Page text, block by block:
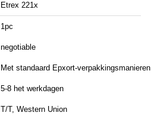
Etrex 221x
1pc
negotiable
Met standaard Epxort-verpakkingsmanieren
5-8 het werkdagen
T/T, Western Union